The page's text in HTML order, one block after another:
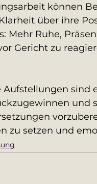
können
über ihre
Mehr Ruhe,
Gericht zu
Aufstellungen sind
und
zu setzen und